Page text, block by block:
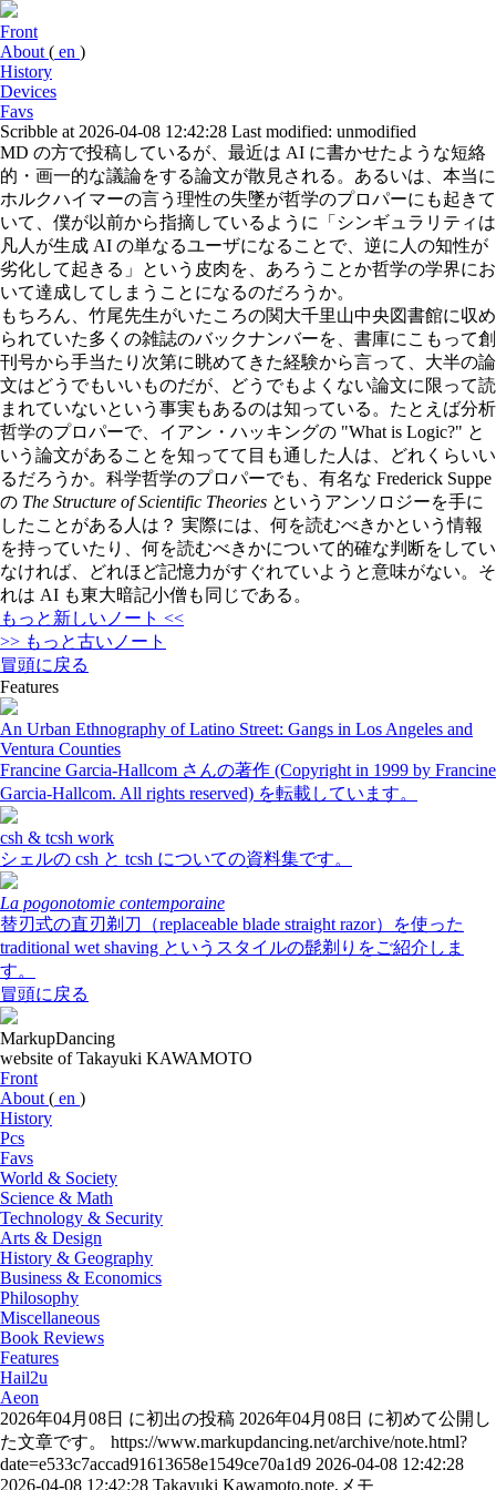
Front
About ( en )
History
Devices
Favs
Scribble at 2026-04-08 12:42:28 Last modified: unmodified
MD の方で投稿しているが、最近は AI に書かせたような短絡
的・画一的な議論をする論文が散見される。あるいは、本当に
ホルクハイマーの言う理性の失墜が哲学のプロパーにも起きて
いて、僕が以前から指摘しているように「シンギュラリティは
凡人が生成 AI の単なるユーザになることで、逆に人の知性が
劣化して起きる」という皮肉を、あろうことか哲学の学界にお
いて達成してしまうことになるのだろうか。
もちろん、竹尾先生がいたころの関大千里山中央図書館に収め
られていた多くの雑誌のバックナンバーを、書庫にこもって創
刊号から手当たり次第に眺めてきた経験から言って、大半の論
文はどうでもいいものだが、どうでもよくない論文に限って読
まれていないという事実もあるのは知っている。たとえば分析
哲学のプロパーで、イアン・ハッキングの "What is Logic?" と
いう論文があることを知ってて目も通した人は、どれくらいい
るだろうか。科学哲学のプロパーでも、有名な Frederick Suppe
の The Structure of Scientific Theories というアンソロジーを手に
したことがある人は？ 実際には、何を読むべきかという情報
を持っていたり、何を読むべきかについて的確な判断をしてい
なければ、どれほど記憶力がすぐれていようと意味がない。そ
れは AI も東大暗記小僧も同じである。
もっと新しいノート <<
>> もっと古いノート
冒頭に戻る
Features
An Urban Ethnography of Latino Street: Gangs in Los Angeles and
Ventura Counties
Francine Garcia-Hallcom さんの著作 (Copyright in 1999 by Francine
Garcia-Hallcom. All rights reserved) を転載しています。
csh & tcsh work
シェルの csh と tcsh についての資料集です。
La pogonotomie contemporaine
替刃式の直刃剃刀（replaceable blade straight razor）を使った
traditional wet shaving というスタイルの髭剃りをご紹介しま
す。
冒頭に戻る
MarkupDancing
website of Takayuki KAWAMOTO
Front
About ( en )
History
Pcs
Favs
World & Society
Science & Math
Technology & Security
Arts & Design
History & Geography
Business & Economics
Philosophy
Miscellaneous
Book Reviews
Features
Hail2u
Aeon
2026年04月08日 に初出の投稿 2026年04月08日 に初めて公開し
た文章です。
https://www.markupdancing.net/archive/note.html?
date=e533c7accad91613658e1549ce70a1d9 2026-04-08 12:42:28
2026-04-08 12:42:28 Takayuki Kawamoto,note,メモ